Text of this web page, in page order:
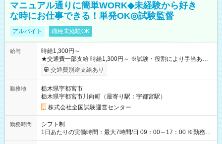
マニュアル通りに簡単WORK◆未経験から好き
な時にお仕事できる！単発OK◎試験監督
アルバイト 職種未経験OK
給与
時給1,300円～
★交通費一部支給 時給1,300円～ ※試験・役割により手当あり
※勤務回数により昇給あり 【即給（前払い）オプションあ
り！】 希望される場合、勤務から1週間ほどで給与の一部を受け
例】 ・河合塾模擬試験 8:30～17:30（休憩1時間） 時給1,300円
×8時間＝日収10,400円＋交通費 ※当日の役割により時給＋100
円の場合あり ・国家試験 7:00～13:30（休憩なし） 時給1,300
円（役割手当＋100円）×6時間＝日収8,400円＋交通費 【試用期
間】試用期間なし
交通費別途支給あり
勤務地
栃木県宇都宮市
栃木県宇都宮市川向町（最寄り駅：宇都宮駅）
株式会社全国試験運営センター
勤務時間
シフト制
1日あたりの実働時間：最大7時間/日 09：00～17：00 ※勤務時
間は 試験により異なります。